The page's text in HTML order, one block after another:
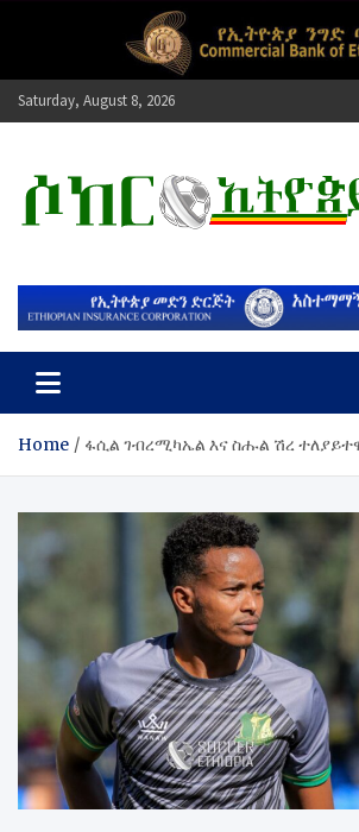
Saturday, August 8, 2026
ሶከር ኢትዮጵያ
Home ፋሲል ገብረሚካኤል እና ስሑል ሽረ